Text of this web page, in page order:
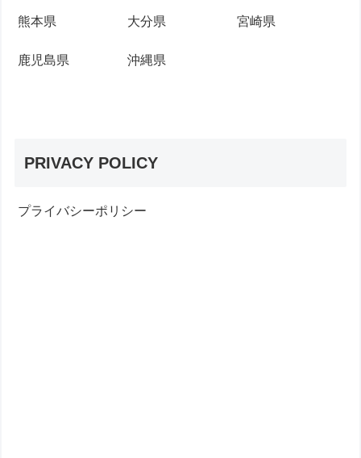
熊本県 大分県 宮崎県
鹿児島県 沖縄県
PRIVACY POLICY
プライバシーポリシー